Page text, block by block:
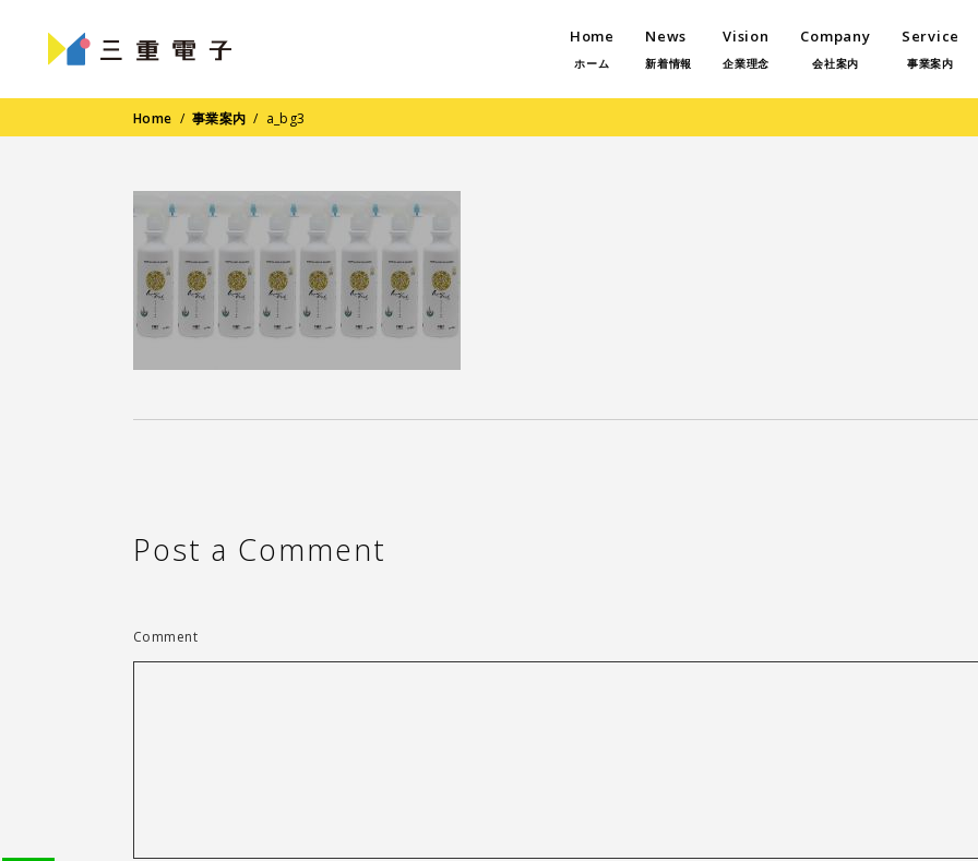
Home
ホーム
News
新着情報
Vision
企業理念
Company
会社案内
Service
事業案内
Home / 事業案内 / a_bg3
Post a Comment
Comment